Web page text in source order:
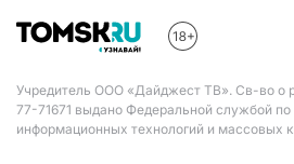
Учредитель ООО «Дайджест ТВ». Св-во
77-71671 выдано Федеральной службой по
информационных технологий и массовых